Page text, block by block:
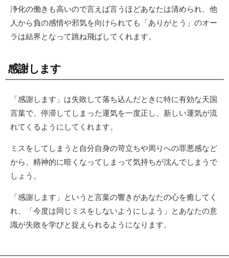
浄化の働きも高いので言えば言うほどあなたは清められ、他
人から負の感情や邪気を向けられても「ありがとう」のオー
ラは結界となって跳ね飛ばしてくれます。
感謝します
「感謝します」は失敗して落ち込んだときに特に有効な天国
言葉で、停滞してしまった運気を一度正し、新しい運気が流
れてくるようにしてくれます。
ミスをしてしまうと自分自身の苛立ちや周りへの罪悪感など
から、精神的に暗くなってしまって気持ちが沈んでしまうで
しょう。
「感謝します」というと言葉の響きがあなたの心を癒してく
れ、「今度は同じミスをしないようにしよう」とあなたの意
識が失敗を学びと捉えられるようになります。